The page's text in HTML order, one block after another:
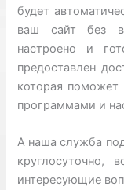
будет
ваш сайт без
настроено и
предоставлен
которая
программами и
А наша служба
круглосуточно,
интересующие